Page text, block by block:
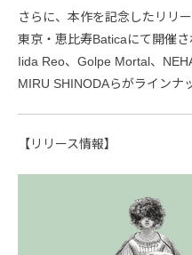
さらに、本作を記念したリリ
東京・恵比寿Baticaにて開催
Iida Reo、Golpe Mortal、
MIRU SHINODAらがラインナ
【リリース情報】